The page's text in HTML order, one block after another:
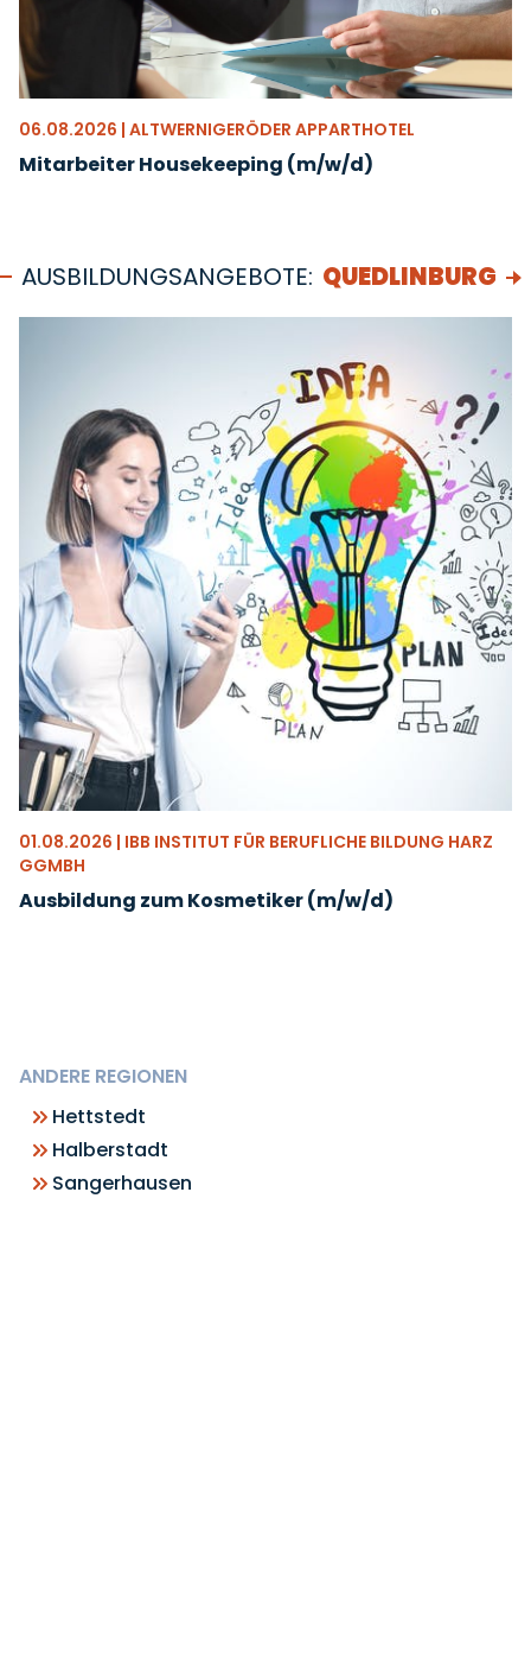
06.08.2026 | ALTWERNIGERÖDER APPARTHOTEL
Mitarbeiter Housekeeping (m/w/d)
AUSBILDUNGSANGEBOTE: QUEDLINBURG
01.08.2026 | IBB INSTITUT FÜR BERUFLICHE BILDUNG HARZ
GGMBH
Ausbildung zum Kosmetiker (m/w/d)
ANDERE REGIONEN
Hettstedt
Halberstadt
Sangerhausen